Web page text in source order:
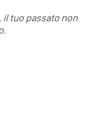
il tuo passato non